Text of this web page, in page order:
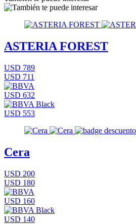
ASTERIA FOREST
USD 789
USD 711
USD 632
USD 553
Cera
USD 200
USD 180
USD 160
USD 140